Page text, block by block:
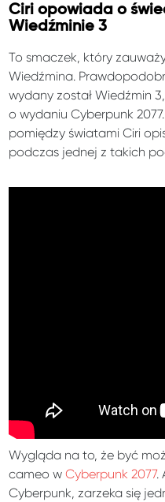
Ciri opowiada o
Wiedźminie 3
To smaczek, który
Wiedźmina.
wydany został Wiedźmin
o wydaniu Cyberpunk
pomiędzy światami Ciri
podczas jednej z takich
Wygląda na to, że być
cameo wCyberpunk 2077.
Cyberpunk, zarzeka się